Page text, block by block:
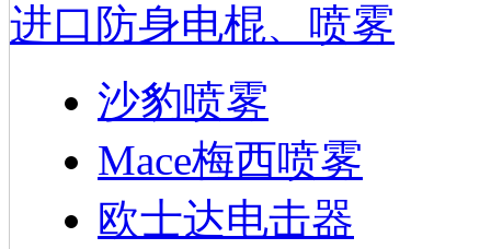
进口防身电棍、喷雾
沙豹喷雾
Mace梅西喷雾
欧士达电击器